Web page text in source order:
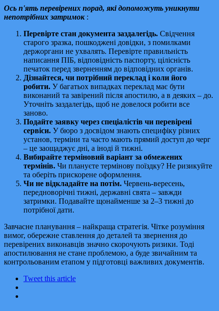
Ось п'ять перевірених порад, які допоможуть уникнути
непотрібних затримок:
Перевірте стан документа заздалегідь. Свідчення
старого зразка, пошкоджені довідки, з помилками
держоргани не ухвалять. Перевірте правильність
написання ПІБ, відповідність паспорту, цілісність
печаток перед зверненням до відповідних органів.
Дізнайтеся, чи потрібний переклад і коли його
робити. У багатьох випадках переклад має бути
виконаний та завірений після апостилю, а в деяких – до.
Уточніть заздалегідь, щоб не довелося робити все
заново.
Подайте заявку через спеціалістів чи перевірені
сервіси. У бюро з досвідом знають специфіку різних
установ, терміни та часто мають прямий доступ до черг
– це заощаджує дні, а іноді й тижні.
Вибирайте терміновий варіант за обмежених
термінів. Чи плануєте термінову поїздку? Не ризикуйте
та оберіть прискорене оформлення.
Чи не відкладайте на потім. Червень-вересень,
передноворічні тижні, державні свята – завжди
затримки. Подавайте щонайменше за 2–3 тижні до
потрібної дати.
Завчасне планування – найкраща стратегія. Чітке розуміння
вимог, обережне ставлення до деталей та звернення до
перевірених виконавців значно скорочують ризики. Тоді
апостилювання не стане проблемою, а буде звичайним та
контрольованим етапом у підготовці важливих документів.
Tweet this article